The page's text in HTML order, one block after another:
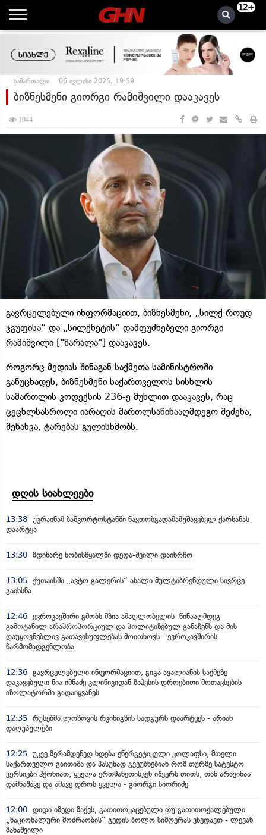
12+
სამართალი 06 ივლისი 2025, 19:59
ბიზნესმენი გიორგი რამიშვილი დააკავეს
1044
გავრცელებული ინფორმაციით, ბიზნესმენი, „სილქ როუდ
ჯგუფისა“ და „სილქნეტის“ დამფუძნებელი გიორგი
რამიშვილი ["ზარალა"] დააკავეს.
როგორც მედიას შინაგან საქმეთა სამინისტროში
განუცხადეს, ბიზნესმენი საქართველოს სისხლის
სამართლის კოდექსის 236-ე მუხლით დააკავეს, რაც
ცეცხლსასროლი იარაღის მართლსაწინააღმდეგო შეძენა,
შენახვა, ტარებას გულისხმობს.
დღის სიახლეები
13:38 უკრაინამ ბაშკორტოსტანში ნავთობგადამამუშავებელ ქარხანას
დაარტყა
13:30 მდინარე ხობისწყალში დედა-შვილი დაიხრჩო
13:05 ქუთაისში „ავტო გალერის“ ახალი მულტიბრენდული სივრცე
გაიხსნა
12:46 ევროკავშირი გმობს მზია ამაღლობელის წინააღმდეგ
გამოტანილ არაპროპორციულ და პოლიტიზებულ განაჩენს და მის
დაუყოვნებლივ გათავისუფლებას მოითხოვს - ევროკავშირის
წარმომადგენლობა
12:36 გავრცელებული ინფორმაციით, გიგა ავალიანის საქმეზე
დაკავებული ნია იმნაძე კლინიკიდან ზაჰესის დროებითი მოთავსების
იზოლატორში გადაიყვანეს
12:35 რუსებმა ლოზოვის რკინიგზის სადგურს დაარტყეს - არიან
დაღუპულები
12:25 უკვე მერამდენედ ხდება ენერგეტიკული კოლაფსი, მთელი
საქართველო გაითიშა და პასუხად გვეუბნებიან რომ თურმე სატესტო
ვერსიები ჰქონიათ, ყველა ერთმანეთისკენ იშვერს თითს, თან არავინაა
დამნაშავე და ამავე დროს ყველა - გიორგი სიორიძე
12:00 დიდი იმედი მაქვს, გათითოკაცებული თუ გათითოქალებული
„ნაციონალური მოძრაობის“ გედის ბოლო სიმღერას ვხედავთ - ლევან
მახაშვილი